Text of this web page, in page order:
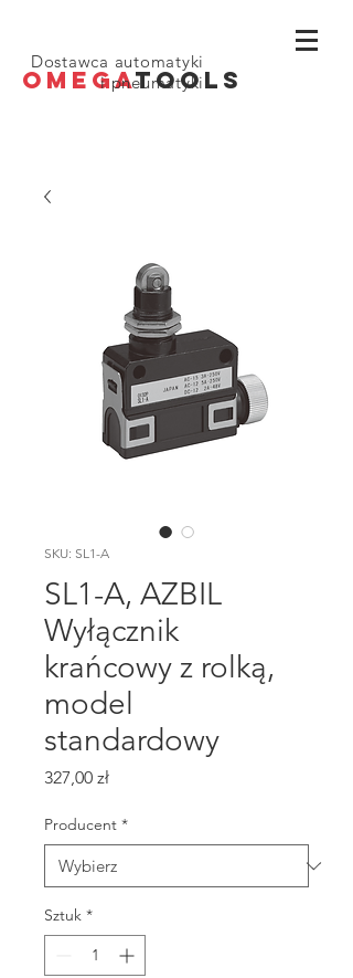
OMEGATOOLS
Dostawca automatyki
i pneumatyki
SKU: SL1-A
SL1-A, AZBIL
Wyłącznik
krańcowy z rolką,
model
standardowy
327,00 złCena
Producent *
Sztuk *